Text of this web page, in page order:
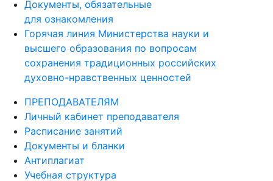
Документы, обязательные
для ознакомления
Горячая линия Министерства науки и
высшего образования по вопросам
сохранения традиционных российских
духовно-нравственных ценностей
ПРЕПОДАВАТЕЛЯМ
Личный кабинет преподавателя
Расписание занятий
Документы и бланки
Антиплагиат
Учебная структура